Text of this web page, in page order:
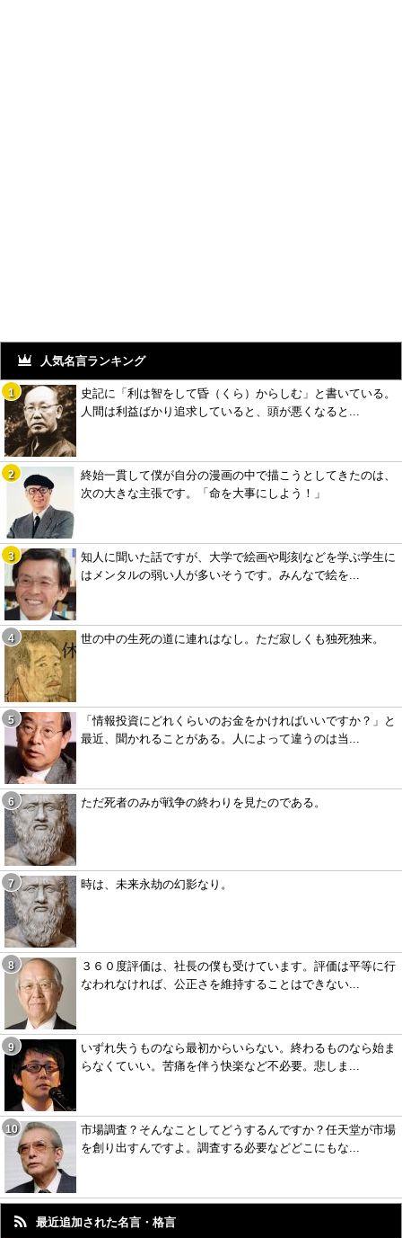
人気名言ランキング
史記に「利は智をして昏（くら）からしむ」と書いている。
人間は利益ばかり追求していると、頭が悪くなると...
終始一貫して僕が自分の漫画の中で描こうとしてきたのは、
次の大きな主張です。「命を大事にしよう！」
知人に聞いた話ですが、大学で絵画や彫刻などを学ぶ学生に
はメンタルの弱い人が多いそうです。みんなで絵を...
世の中の生死の道に連れはなし。ただ寂しくも独死独来。
「情報投資にどれくらいのお金をかければいいですか？」と
最近、聞かれることがある。人によって違うのは当...
ただ死者のみが戦争の終わりを見たのである。
時は、未来永劫の幻影なり。
３６０度評価は、社長の僕も受けています。評価は平等に行
なわれなければ、公正さを維持することはできない...
いずれ失うものなら最初からいらない。終わるものなら始ま
らなくていい。苦痛を伴う快楽など不必要。悲しま...
市場調査？そんなことしてどうするんですか？任天堂が市場
を創り出すんですよ。調査する必要などどこにもな...
最近追加された名言・格言